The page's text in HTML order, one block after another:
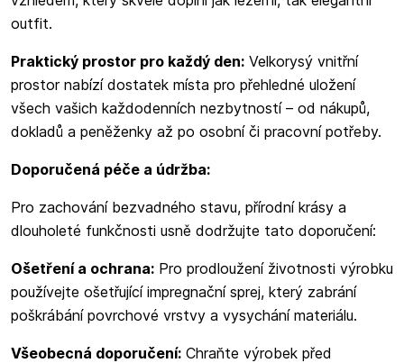
outfit.
Praktický prostor pro každý den: Velkorysý vnitřní
prostor nabízí dostatek místa pro přehledné uložení
všech vašich každodenních nezbytností – od nákupů,
dokladů a peněženky až po osobní či pracovní potřeby.
Doporučená péče a údržba:
Pro zachování bezvadného stavu, přírodní krásy a
dlouholeté funkčnosti usně dodržujte tato doporučení:
Ošetření a ochrana: Pro prodloužení životnosti výrobku
používejte ošetřující impregnační sprej, který zabrání
poškrábání povrchové vrstvy a vysychání materiálu.
Všeobecná doporučení: Chraňte výrobek před